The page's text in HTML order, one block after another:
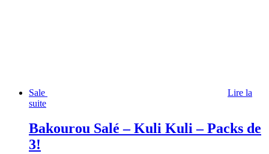
Sale
Lire la
suite
Bakourou Salé – Kuli Kuli – Packs de
3!